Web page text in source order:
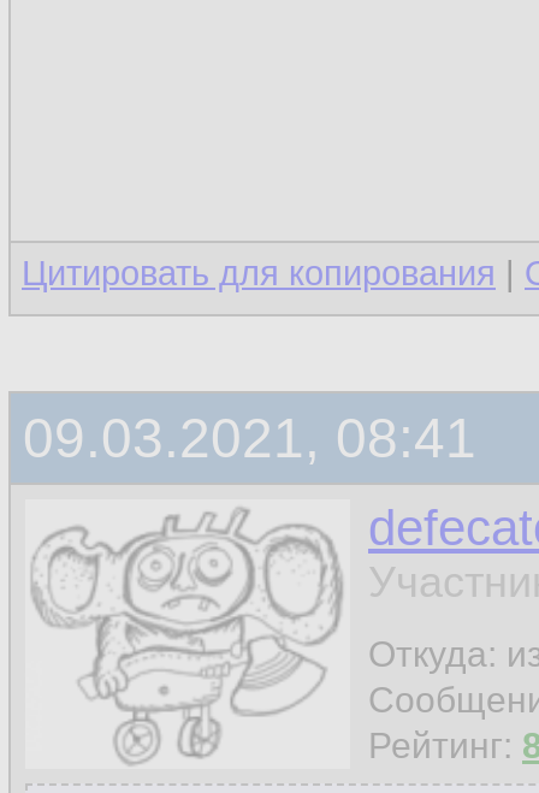
Цитировать для копирования |
09.03.2021, 08:41
Откуда:
Рейтинг: